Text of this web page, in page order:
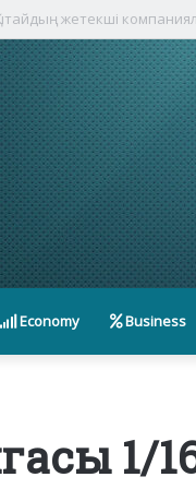
жетекші
Economy Business
1/